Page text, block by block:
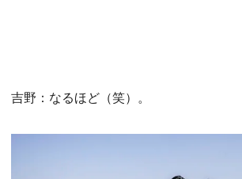
吉野：なるほど（笑）。